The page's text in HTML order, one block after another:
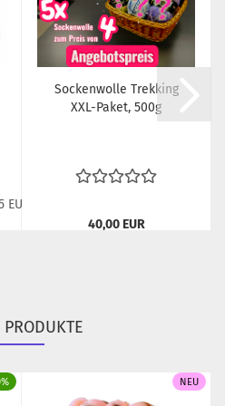
Sockenwolle Trekking
XXL-Paket, 500g
40,00 EUR
NEU